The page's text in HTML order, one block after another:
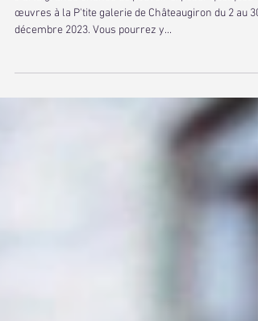
Châteaugiron en décembre
J'ai la grande chance de pouvoir exposer quelques
décembre 2023. Vous pourrez y...